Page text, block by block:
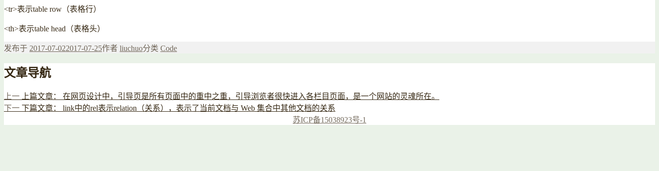
<tr>表示table row（表格行）
<th>表示table head（表格头）
发布于 2017-07-022017-07-25作者 liuchuo分类 Code
文章导航
上一 上篇文章：
在网页设计中，引导页是所有页面中的重中之重，引导浏览者很快进入各栏目页面，是一个网站的灵魂所在。
下一 下篇文章：
link中的rel表示relation（关系），表示了当前文档与 Web 集合中其他文档的关系
苏ICP备15038923号-1